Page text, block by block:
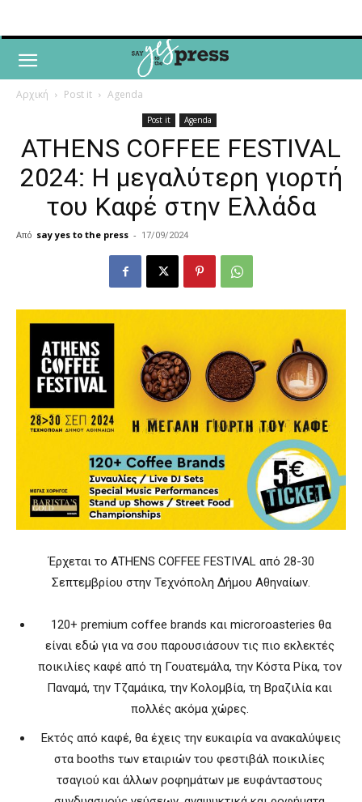
Αρχική Post it Agenda
Post it Agenda
ATHENS COFFEE FESTIVAL
2024: Η μεγαλύτερη γιορτή
του Καφέ στην Ελλάδα
Από say yes to the press - 17/09/2024
Έρχεται το ATHENS COFFEE FESTIVAL από 28-30
Σεπτεμβρίου στην Τεχνόπολη Δήμου Αθηναίων.
120+ premium coffee brands και microroasteries θα
είναι εδώ για να σου παρουσιάσουν τις πιο εκλεκτές
ποικιλίες καφέ από τη Γουατεμάλα, την Κόστα Ρίκα, τον
Παναμά, την Τζαμάικα, την Κολομβία, τη Βραζιλία και
πολλές ακόμα χώρες.
Eκτός από καφέ, θα έχεις την ευκαιρία να ανακαλύψεις
στα booths των εταιριών του φεστιβάλ ποικιλίες
τσαγιού και άλλων ροφημάτων με ευφάνταστους